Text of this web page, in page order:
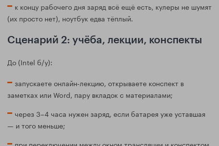
к концу рабочего дня заряд всё ещё есть, кулеры не шумят
(их просто нет), ноутбук едва тёплый.
Сценарий 2: учёба, лекции, конспекты
До (Intel б/у):
запускаете онлайн‑лекцию, открываете конспект в
заметках или Word, пару вкладок с материалами;
через 3–4 часа нужен заряд, если батарея уже уставшая
— и того меньше;